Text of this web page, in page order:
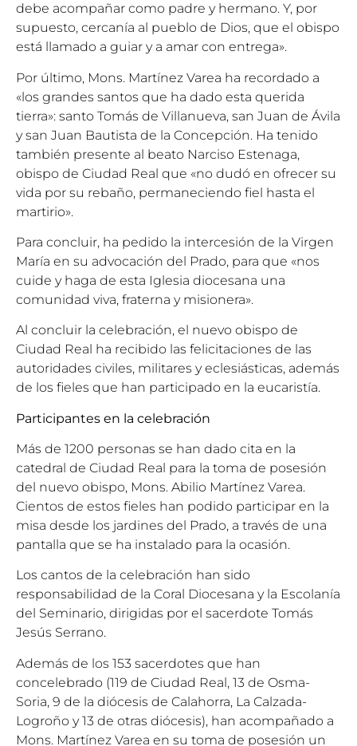
debe acompañar como padre y hermano. Y, por
supuesto, cercanía al pueblo de Dios, que el obispo
está llamado a guiar y a amar con entrega».
Por último, Mons. Martínez Varea ha recordado a
«los grandes santos que ha dado esta querida
tierra»: santo Tomás de Villanueva, san Juan de Ávila
y san Juan Bautista de la Concepción. Ha tenido
también presente al beato Narciso Estenaga,
obispo de Ciudad Real que «no dudó en ofrecer su
vida por su rebaño, permaneciendo fiel hasta el
martirio».
Para concluir, ha pedido la intercesión de la Virgen
María en su advocación del Prado, para que «nos
cuide y haga de esta Iglesia diocesana una
comunidad viva, fraterna y misionera».
Al concluir la celebración, el nuevo obispo de
Ciudad Real ha recibido las felicitaciones de las
autoridades civiles, militares y eclesiásticas, además
de los fieles que han participado en la eucaristía.
Participantes en la celebración
Más de 1200 personas se han dado cita en la
catedral de Ciudad Real para la toma de posesión
del nuevo obispo, Mons. Abilio Martínez Varea.
Cientos de estos fieles han podido participar en la
misa desde los jardines del Prado, a través de una
pantalla que se ha instalado para la ocasión.
Los cantos de la celebración han sido
responsabilidad de la Coral Diocesana y la Escolanía
del Seminario, dirigidas por el sacerdote Tomás
Jesús Serrano.
Además de los 153 sacerdotes que han
concelebrado (119 de Ciudad Real, 13 de Osma-
Soria, 9 de la diócesis de Calahorra, La Calzada-
Logroño y 13 de otras diócesis), han acompañado a
Mons. Martínez Varea en su toma de posesión un